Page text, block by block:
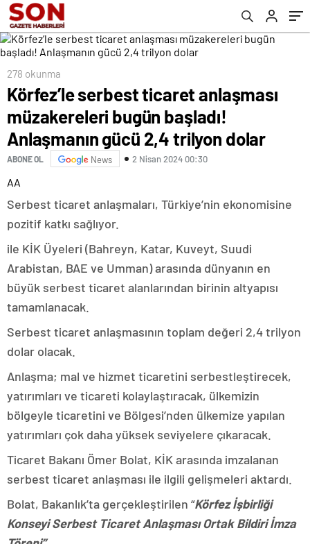
gücü 2,4 trilyon dolar
278 okunma
Körfez’le serbest ticaret anlaşması
müzakereleri bugün başladı!
Anlaşmanın gücü 2,4 trilyon dolar
ABONE OL News 2 Nisan 2024 00:30
AA
Serbest ticaret anlaşmaları, Türkiye’nin ekonomisine
pozitif katkı sağlıyor.
ile KİK Üyeleri (Bahreyn, Katar, Kuveyt, Suudi
Arabistan, BAE ve Umman) arasında dünyanın en
büyük serbest ticaret alanlarından birinin altyapısı
tamamlanacak.
Serbest ticaret anlaşmasının toplam değeri 2,4 trilyon
dolar olacak.
Anlaşma; mal ve hizmet ticaretini serbestleştirecek,
yatırımları ve ticareti kolaylaştıracak, ülkemizin
bölgeyle ticaretini ve Bölgesi’nden ülkemize yapılan
yatırımları çok daha yüksek seviyelere çıkaracak.
Ticaret Bakanı Ömer Bolat, KİK arasında imzalanan
serbest ticaret anlaşması ile ilgili gelişmeleri aktardı.
Bolat, Bakanlık’ta gerçekleştirilen “Körfez İşbirliği
Konseyi Serbest Ticaret Anlaşması Ortak Bildiri İmza